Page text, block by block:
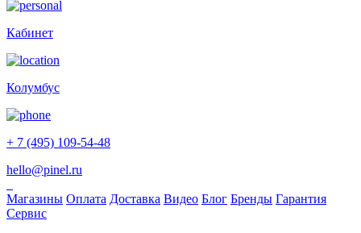
Кабинет
Колумбус
+ 7 (495) 109-54-48
hello@pinel.ru
Магазины Оплата Доставка Видео Блог Бренды Гарантия
Сервис